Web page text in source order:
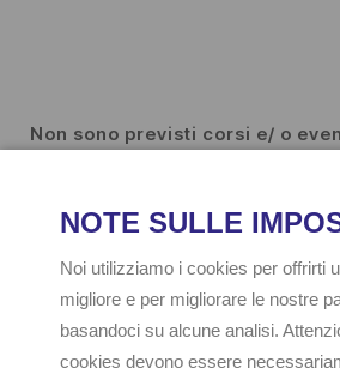
Non sono previsti corsi e/ o
Name
Email